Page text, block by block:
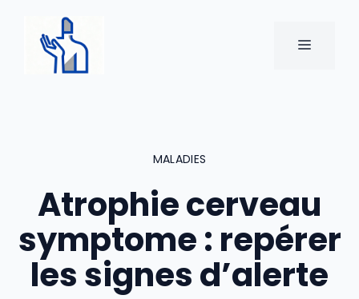
contenu
MENU
MALADIES
Atrophie cerveau
symptome : repérer
les signes d’alerte